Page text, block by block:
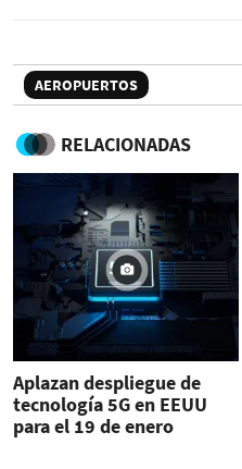
AEROPUERTOS
RELACIONADAS
Aplazan despliegue de
tecnología 5G en EEUU
para el 19 de enero